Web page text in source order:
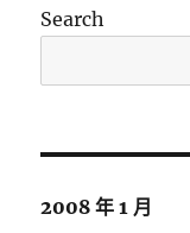
Search
2008 年 1 月